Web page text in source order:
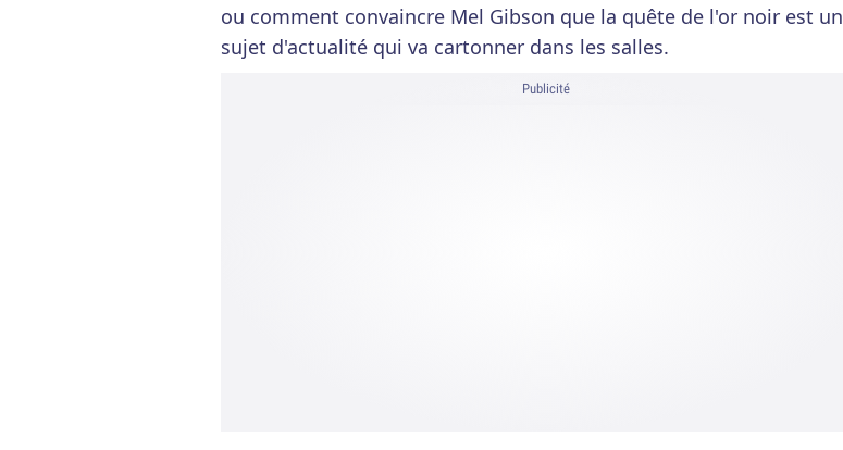
ou comment convaincre Mel Gibson que la quête de l'or noir est un
sujet d'actualité qui va cartonner dans les salles.
Publicité